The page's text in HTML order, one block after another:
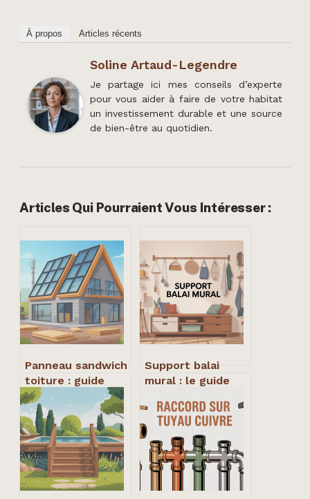
À propos Articles récents
Soline Artaud-Legendre
Je partage ici mes conseils d’experte
pour vous aider à faire de votre habitat
un investissement durable et une source
de bien-être au quotidien.
Articles Qui Pourraient Vous Intéresser :
Panneau sandwich
toiture : guide
complet pour bien
choisir et poser
Support balai
mural : le guide
gagner de la place
à la maison